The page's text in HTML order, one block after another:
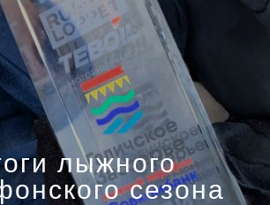
лыжного
сезона